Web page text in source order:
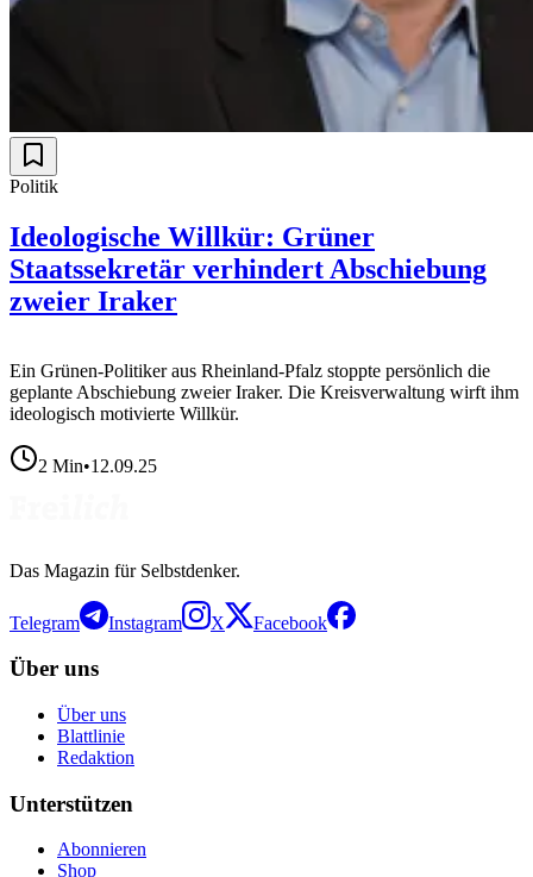
Politik
Ideologische Willkür: Grüner
Staatssekretär verhindert Abschiebung
zweier Iraker
Ein Grünen-Politiker aus Rheinland-Pfalz stoppte persönlich die
geplante Abschiebung zweier Iraker. Die Kreisverwaltung wirft ihm
ideologisch motivierte Willkür.
2 Min•12.09.25
Das Magazin für Selbstdenker.
Telegram Instagram X Facebook
Über uns
Über uns
Blattlinie
Redaktion
Unterstützen
Abonnieren
Shop